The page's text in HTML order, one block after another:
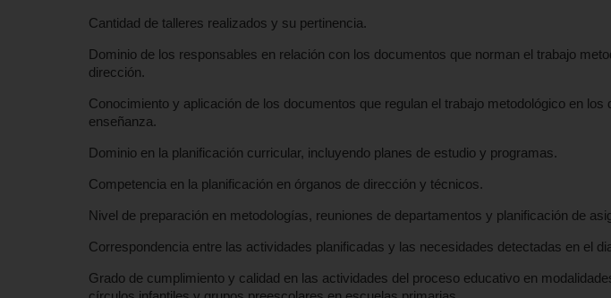
Cantidad de talleres realizados y su pertinencia.
Dominio de los responsables en relación con los documentos que norman el trabajo
dirección.
Conocimiento y aplicación de los documentos que regulan el trabajo metodológico en los
enseñanza.
Dominio en la planificación curricular, incluyendo planes de estudio y programas.
Competencia en la planificación en órganos de dirección y técnicos.
Nivel de preparación en metodologías, reuniones de departamentos y planificación de
Correspondencia entre las actividades planificadas y las necesidades detectadas en el
Grado de cumplimiento y calidad en las actividades del proceso educativo en